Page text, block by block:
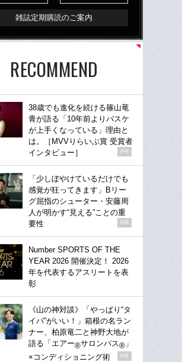
雑誌定期購読のご案内
RECOMMEND
38歳でも進化を続ける篠山竜
青が語る「10年前よりバスケ
が上手くなっている」理由と
は。［MVVりらいぶ賞 受賞者
インタビュー］
PR
「少しぼやけているだけでも
感覚が狂ってきます」Bリー
グ屈指のシューター・安藤周
人が明かす“見える”ことの重
要性
PR
Number SPORTS OF THE
YEAR 2026 開催決定！ 2026
年を代表するアスリートを表
彰
《山の神対談》「やっぱり“タ
イパ”がいい！」箱根の名ラン
ナー、柏原竜二と神野大地が
語る「エアー®サロンパス® 」
×コンディショニング術
PR